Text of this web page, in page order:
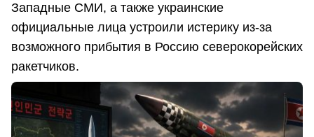
Западные СМИ, а также украинские
официальные лица устроили истерику из-за
возможного прибытия в Россию северокорейских
ракетчиков.